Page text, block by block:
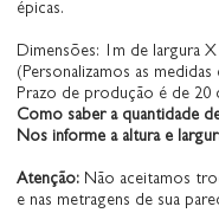
épicas.
Dimensões: 1m de largura
(Personalizamos as
Prazo de produção é de 20
Como saber a quantidade
Nos informe a altura e
Atenção: Não aceitamos
e nas metragens de sua